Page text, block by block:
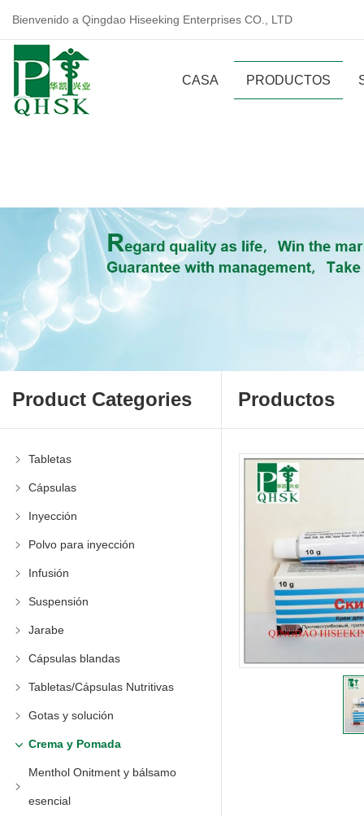
Bienvenido a Qingdao Hiseeking Enterprises CO., LTD
CASA PRODUCTOS
Product Categories Productos
Tabletas
Cápsulas
Inyección
Polvo para inyección
Infusión
Suspensión
Jarabe
Cápsulas blandas
Tabletas/Cápsulas Nutritivas
Gotas y solución
Crema y Pomada
Menthol Onitment y bálsamo
esencial